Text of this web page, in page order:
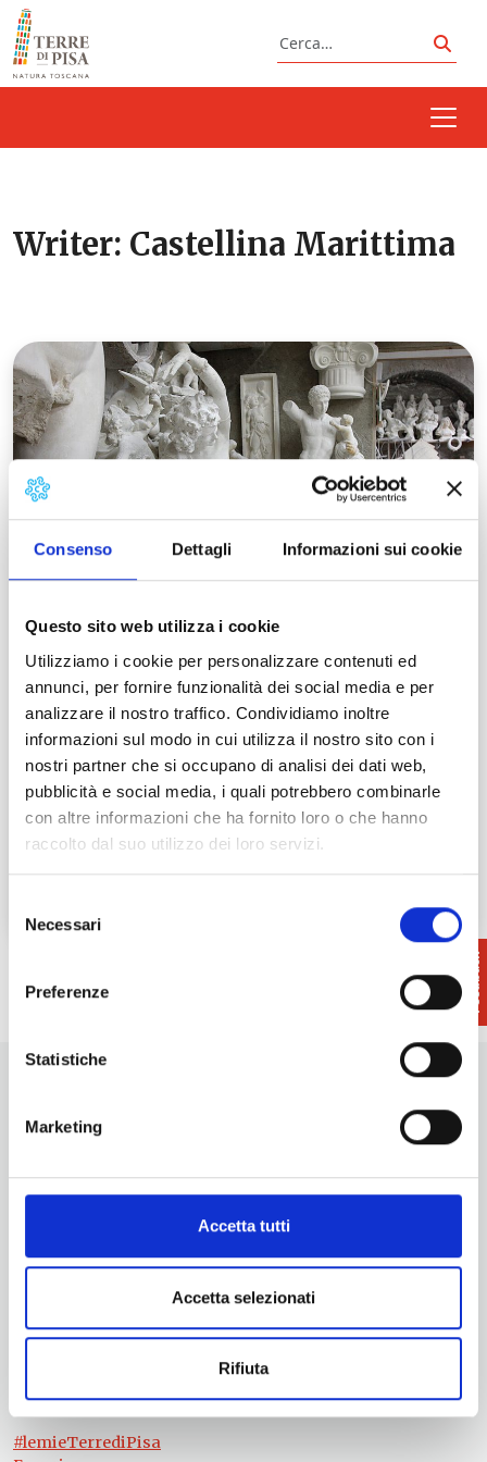
Consenso Dettagli Informazioni sui cookie
Questo sito web utilizza i cookie
Utilizziamo i cookie per personalizzare contenuti ed
annunci, per fornire funzionalità dei social media e per
analizzare il nostro traffico. Condividiamo inoltre
informazioni sul modo in cui utilizza il nostro sito con i
nostri partner che si occupano di analisi dei dati web,
pubblicità e social media, i quali potrebbero combinarle
con altre informazioni che ha fornito loro o che hanno
raccolto dal suo utilizzo dei loro servizi.
delNecessari
Preferenze
Statistiche
Marketing
Accetta tutti
Accetta selezionati
Rifiuta
Vai al contenuto
Cerca
Writer: Castellina Marittima
Alabastro: la pietra di luce
La memoria della tradizione dell’alabastro,
come scoprirete percorrendo questo
itinerario, è conservata nelle tre sedi
dell’Ecomuseo dell’alabastro dislocate tra
Castellina…
Vuoi aggiornamenti su cosa fare e cosa vedere nelle Terre
Iscriviti alla nostra Newsletter!
Per informazioni
Ufficio Internazionalizzazione, Turismo e Beni Culturali
turismo@tno.camcom.it
#lemieTerrediPisa